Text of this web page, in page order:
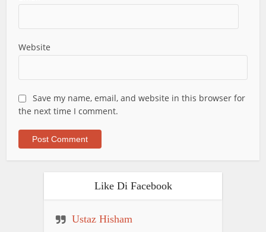
Website
Save my name, email, and website in this browser for
the next time I comment.
Like Di Facebook
Ustaz Hisham